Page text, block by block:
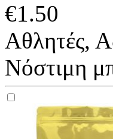
€1.50
Αθλητές,
Νόστιμη